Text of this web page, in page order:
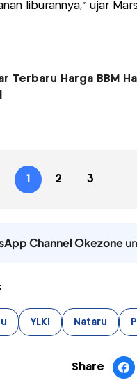
liburannya,” ujar
Terbaru Harga BBM
1 2 3
Channel Okezone
YLKI Nataru
Share